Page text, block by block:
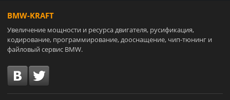
BMW-KRAFT
Увеличение мощности и ресурса двигателя, русификация,
кодирование, программирование, дооснащение, чип-тюнинг и
файловый сервис BMW.